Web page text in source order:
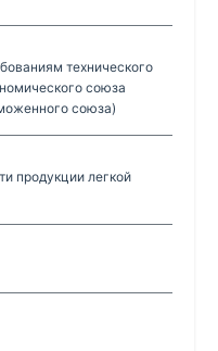
технического
союза
союза)
продукции легкой